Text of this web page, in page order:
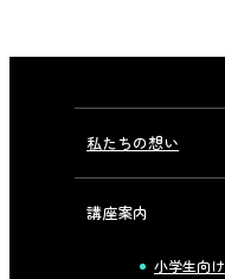
私たちの想い
講座案内
小学生向け